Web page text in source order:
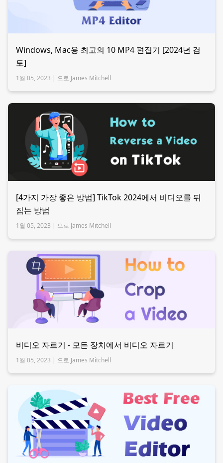
Windows, Mac용 최고의 10 MP4 편집기 [2024년 검
토]
1월 05, 2023 | 으로 James Mitchell
[4가지 가장 좋은 방법] TikTok 2024에서 비디오를 뒤
집는 방법
1월 05, 2023 | 으로 James Mitchell
비디오 자르기 - 모든 장치에서 비디오 자르기
1월 05, 2023 | 으로 James Mitchell